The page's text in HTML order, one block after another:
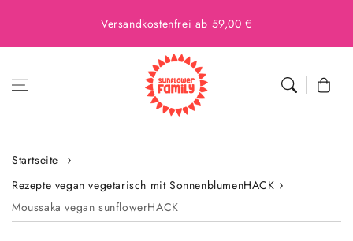
Versandkostenfrei ab 59,00 €
Startseite
Rezepte vegan vegetarisch mit SonnenblumenHACK
Moussaka vegan sunflowerHACK